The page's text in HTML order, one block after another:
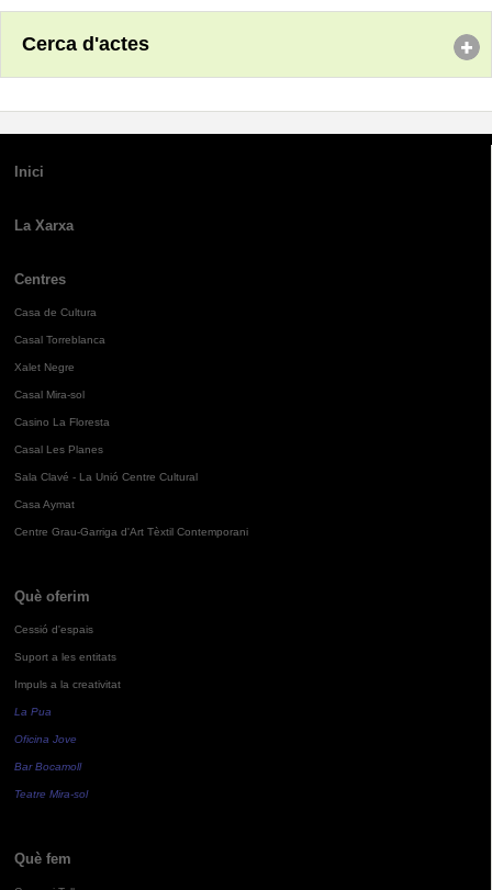
Cerca d'actes
Inici
La Xarxa
Centres
Casa de Cultura
Casal Torreblanca
Xalet Negre
Casal Mira-sol
Casino La Floresta
Casal Les Planes
Sala Clavé - La Unió Centre Cultural
Casa Aymat
Centre Grau-Garriga d'Art Tèxtil Contemporani
Què oferim
Cessió d'espais
Suport a les entitats
Impuls a la creativitat
La Pua
Oficina Jove
Bar Bocamoll
Teatre Mira-sol
Què fem